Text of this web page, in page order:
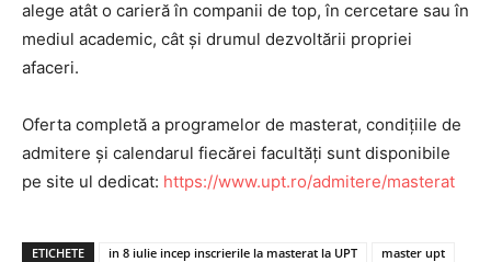
alege atât o carieră în companii de top, în cercetare sau în
mediul academic, cât și drumul dezvoltării propriei
afaceri.
Oferta completă a programelor de masterat, condițiile de
admitere și calendarul fiecărei facultăți sunt disponibile
pe site ul dedicat: https://www.upt.ro/admitere/masterat
ETICHETE in 8 iulie incep inscrierile la masterat la UPT
master upt